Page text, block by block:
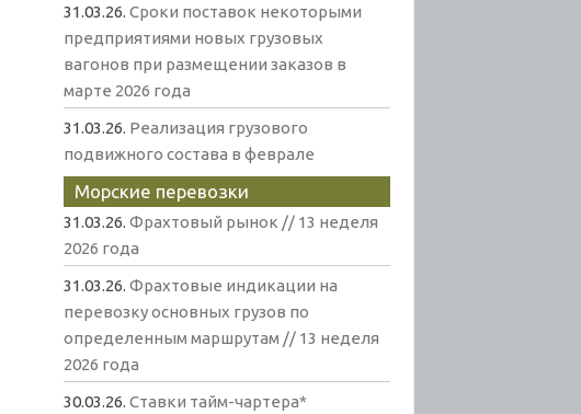
31.03.26.Сроки поставок некоторыми
предприятиями новых грузовых
вагонов при размещении заказов в
марте 2026 года
31.03.26. Реализация грузового
подвижного состава в феврале
Морские перевозки
31.03.26.Фрахтовый рынок // 13 неделя
2026 года
31.03.26.Фрахтовые индикации на
перевозку основных грузов по
определенным маршрутам // 13 неделя
2026 года
30.03.26.Ставки тайм-чартера*